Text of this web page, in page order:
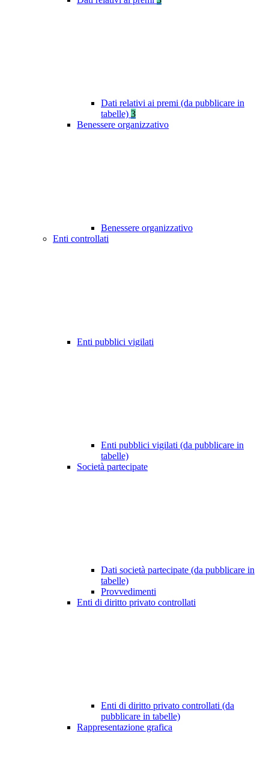
Dati relativi ai premi (da pubblicare in
tabelle) 3
Benessere organizzativo
Benessere organizzativo
Enti controllati
Enti pubblici vigilati
Enti pubblici vigilati (da pubblicare in
tabelle)
Società partecipate
Dati società partecipate (da pubblicare in
tabelle)
Provvedimenti
Enti di diritto privato controllati
Enti di diritto privato controllati (da
pubblicare in tabelle)
Rappresentazione grafica